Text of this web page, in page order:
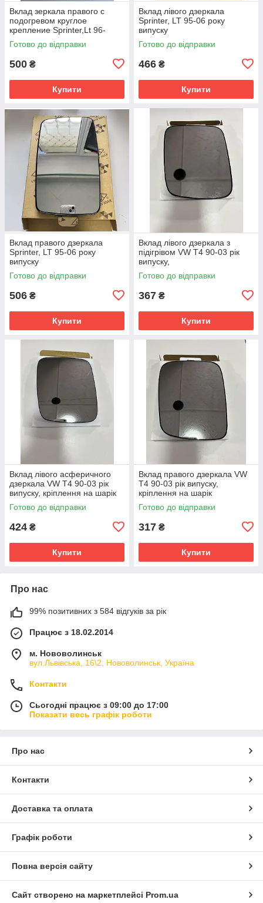
Вклад зеркала правого с
подогревом круглое
крепление Sprinter,Lt 96-
06г.в.
Готово до відправки
500 ₴
Купити
Вклад лівого дзеркала
Sprinter, LT 95-06 року
випуску
Готово до відправки
466 ₴
Купити
Вклад правого дзеркала
Sprinter, LT 95-06 року
випуску
Готово до відправки
506 ₴
Купити
Вклад лівого дзеркала з
підігрівом VW T4 90-03 рік
випуску,
Готово до відправки
367 ₴
Купити
Вклад лівого асферичного
дзеркала VW T4 90-03 рік
випуску, кріплення на шарік
Готово до відправки
424 ₴
Купити
Вклад правого дзеркала VW
T4 90-03 рік випуску,
кріплення на шарік
Готово до відправки
317 ₴
Купити
Про нас
99% позитивних з 584 відгуків за рік
Працює з 18.02.2014
м. Нововолинськ
вул.Львівська, 16\2, Нововолинськ, Україна
Контакти
Сьогодні працює з 09:00 до 17:00
Показати весь графік роботи
Про нас
Контакти
Доставка та оплата
Графік роботи
Повна версія сайту
Сайт створено на маркетплейсі Prom.ua